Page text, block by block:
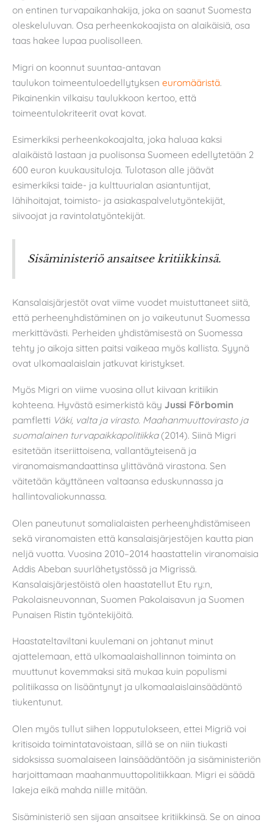
on entinen turvapaikanhakija, joka on saanut Suomesta
oleskeluluvan. Osa perheenkokoajista on alaikäisiä, osa
taas hakee lupaa puolisolleen.
Migri on koonnut suuntaa-antavan
taulukon toimeentuloedellytyksen euromääristä.
Pikainenkin vilkaisu taulukkoon kertoo, että
toimeentulokriteerit ovat kovat.
Esimerkiksi perheenkokoajalta, joka haluaa kaksi
alaikäistä lastaan ja puolisonsa Suomeen edellytetään 2
600 euron kuukausituloja. Tulotason alle jäävät
esimerkiksi taide- ja kulttuurialan asiantuntijat,
lähihoitajat, toimisto- ja asiakaspalvelutyöntekijät,
siivoojat ja ravintolatyöntekijät.
Sisäministeriö ansaitsee kritiikkinsä.
Kansalaisjärjestöt ovat viime vuodet muistuttaneet siitä,
että perheenyhdistäminen on jo vaikeutunut Suomessa
merkittävästi. Perheiden yhdistämisestä on Suomessa
tehty jo aikoja sitten paitsi vaikeaa myös kallista. Syynä
ovat ulkomaalaislain jatkuvat kiristykset.
Myös Migri on viime vuosina ollut kiivaan kritiikin
kohteena. Hyvästä esimerkistä käy Jussi Förbomin
pamfletti Väki, valta ja virasto. Maahanmuuttovirasto ja
suomalainen turvapaikkapolitiikka(2014). Siinä Migri
esitetään itseriittoisena, vallantäyteisenä ja
viranomaismandaattinsa ylittävänä virastona. Sen
väitetään käyttäneen valtaansa eduskunnassa ja
hallintovaliokunnassa.
Olen paneutunut somalialaisten perheenyhdistämiseen
sekä viranomaisten että kansalaisjärjestöjen kautta pian
neljä vuotta. Vuosina 2010–2014 haastattelin viranomaisia
Addis Abeban suurlähetystössä ja Migrissä.
Kansalaisjärjestöistä olen haastatellut Etu ry:n,
Pakolaisneuvonnan, Suomen Pakolaisavun ja Suomen
Punaisen Ristin työntekijöitä.
Haastateltaviltani kuulemani on johtanut minut
ajattelemaan, että ulkomaalaishallinnon toiminta on
muuttunut kovemmaksi sitä mukaa kuin populismi
politiikassa on lisääntynyt ja ulkomaalaislainsäädäntö
tiukentunut.
Olen myös tullut siihen lopputulokseen, ettei Migriä voi
kritisoida toimintatavoistaan, sillä se on niin tiukasti
sidoksissa suomalaiseen lainsäädäntöön ja sisäministeriön
harjoittamaan maahanmuuttopolitiikkaan. Migri ei säädä
lakeja eikä mahda niille mitään.
Sisäministeriö sen sijaan ansaitsee kritiikkinsä. Se on ainoa